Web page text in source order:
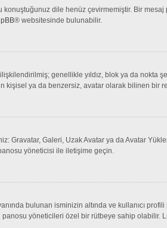
dile henüz çevirmemiştir. Bir
® websitesinde bulunabilir.
genellikle yıldız, blok ya da
kişisel ya da benzersiz, avatar olarak bilinen bir
Gravatar, Galeri, Uzak Avatar ya da Avatar
yöneticisi ile iletişime geçin.
bulunan isminizin altında ve kullanıcı
yöneticileri özel bir rütbeye sahip